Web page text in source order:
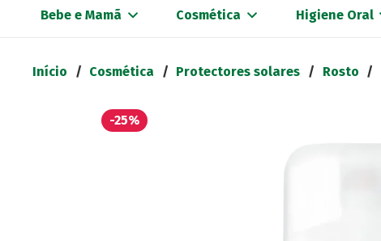
Bebe e Mamã Cosmética Higiene Oral
Início / Cosmética / Protectores solares / Rosto /
-25%